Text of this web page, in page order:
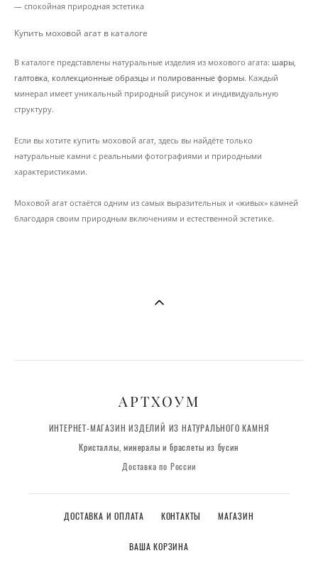
— спокойная природная эстетика
Купить моховой агат в каталоге
В каталоге представлены натуральные изделия из мохового агата: шары,
галтовка, коллекционные образцы и полированные формы. Каждый
минерал имеет уникальный природный рисунок и индивидуальную
структуру.
Если вы хотите купить моховой агат, здесь вы найдёте только
натуральные камни с реальными фотографиями и природными
характеристиками.
Моховой агат остаётся одним из самых выразительных и «живых» камней
благодаря своим природным включениям и естественной эстетике.
АРТХОУМ
ИНТЕРНЕТ-МАГАЗИН ИЗДЕЛИЙ ИЗ НАТУРАЛЬНОГО КАМНЯ
Кристаллы, минералы и браслеты из бусин
Доставка по России
ДОСТАВКА И ОПЛАТА КОНТАКТЫ МАГАЗИН
ВАША КОРЗИНА